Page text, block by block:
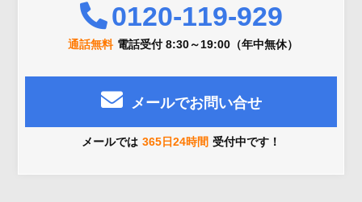
0120-119-929
通話無料 電話受付 8:30～19:00（年中無休）
メールでお問い合せ
メールでは 365日24時間 受付中です！